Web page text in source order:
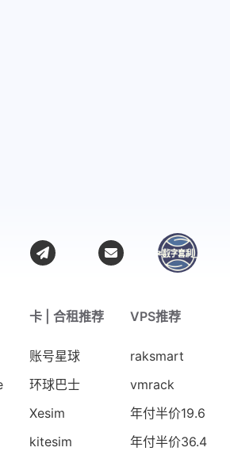
卡 | 合租推荐
账号星球
环球巴士
Xesim
kitesim
VPS推荐
raksmart
vmrack
年付半价19.6
年付半价36.4